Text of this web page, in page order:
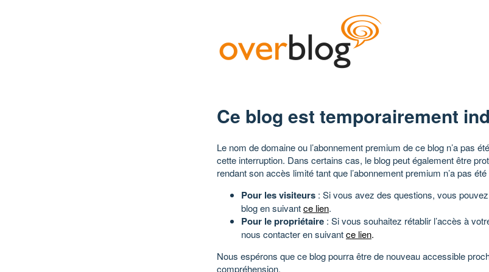
Ce blog est temporairement
Le nom de domaine ou l’abonnement premium de ce blog n’a pas
cette interruption. Dans certains cas, le blog peut également être
rendant son accès limité tant que l’abonnement premium n’a pas
Pour les visiteurs : Si vous avez des questions, vous
blog en suivantce lien.
Pour le propriétaire : Si vous souhaitez rétablir l’accès à
nous contacter en suivantce lien.
Nous espérons que ce blog pourra être de nouveau accessible
compréhension.